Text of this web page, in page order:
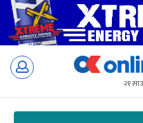
Skip
२१